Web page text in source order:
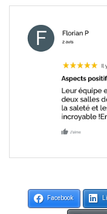
Facebook